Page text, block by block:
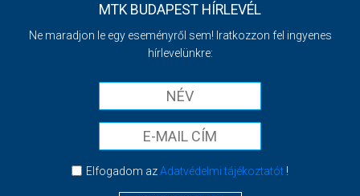
MTK BUDAPEST HÍRLEVÉL
Ne maradjon le egy eseményről sem! Iratkozzon fel ingyenes
hírlevelünkre:
Elfogadom azAdatvédelmi tájékoztatót!